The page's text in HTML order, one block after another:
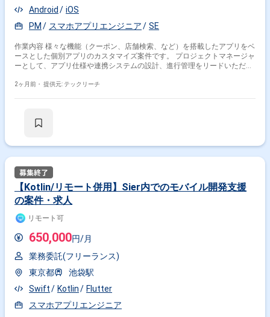
Android
iOS
PM
スマホアプリエンジニア SE
作業内容 様々な機能（クーポン、店舗検索、など）を搭載したアプリをベ
ースとした個別アプリのカスタマイズ案件です。 プロジェクトマネージャ
ーとして、アプリ仕様や連携システムの設計、進行管理をリードいただき
いる方はお見送りとなります。（但し、企業都合退場は対象外） ※20代〜
人経験必須 ・外国籍の場合、JLPT(N1)もしくはJPT700点以上のビジネス
2ヶ月前・ 提供元: テックリーチ
【Kotlin/リモート併用】Sier内でのモバイル開発支援
の案件・求人
リモート可
650,000円/月
業務委託(フリーランス)
東京都
池袋駅
Swift
Kotlin
Flutter
スマホアプリエンジニア